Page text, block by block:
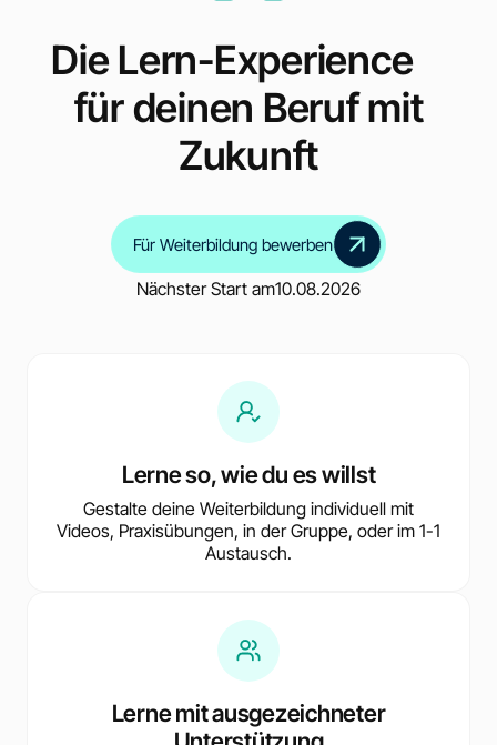
Die Lern-Experience
für deinen Beruf mit
Zukunft
Für Weiterbildung bewerben
Nächster Start am10.08.2026
Lerne so, wie du es willst
Gestalte deine Weiterbildung individuell mit
Videos, Praxisübungen, in der Gruppe, oder im 1-1
Austausch.
Lerne mit ausgezeichneter